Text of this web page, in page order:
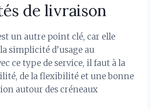
de livraison
un autre point clé, car elle
simplicité d’usage au
ce type de service, il faut à la
de la flexibilité et une bonne
autour des créneaux